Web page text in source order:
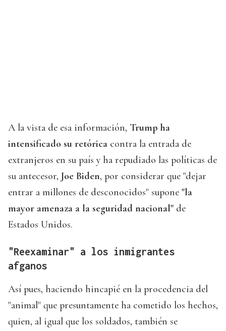
A la vista de esa información, Trump ha
intensificado su retórica contra la entrada de
extranjeros en su país y ha repudiado las políticas de
su antecesor, Joe Biden, por considerar que "dejar
entrar a millones de desconocidos" supone "la
mayor amenaza a la seguridad nacional" de
Estados Unidos.
"Reexaminar" a los inmigrantes
afganos
Así pues, haciendo hincapié en la procedencia del
"animal" que presuntamente ha cometido los hechos,
quien, al igual que los soldados, también se